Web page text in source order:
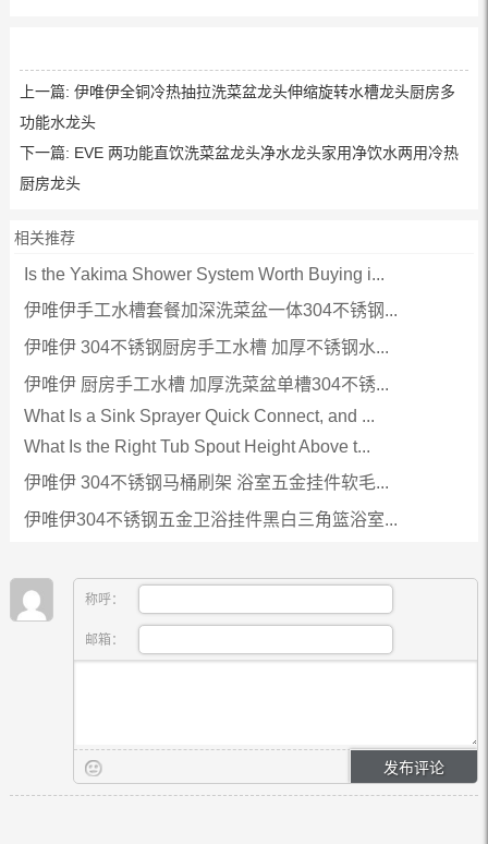
上一篇: 伊唯伊全铜冷热抽拉洗菜盆龙头伸缩旋转水槽龙头厨房多
功能水龙头
下一篇: EVE 两功能直饮洗菜盆龙头净水龙头家用净饮水两用冷热
厨房龙头
相关推荐
Is the Yakima Shower System Worth Buying i...
伊唯伊手工水槽套餐加深洗菜盆一体304不锈钢...
伊唯伊 304不锈钢厨房手工水槽 加厚不锈钢水...
伊唯伊 厨房手工水槽 加厚洗菜盆单槽304不锈...
What Is a Sink Sprayer Quick Connect, and ...
What Is the Right Tub Spout Height Above t...
伊唯伊 304不锈钢马桶刷架 浴室五金挂件软毛...
伊唯伊304不锈钢五金卫浴挂件黑白三角篮浴室...
称呼：
邮箱：